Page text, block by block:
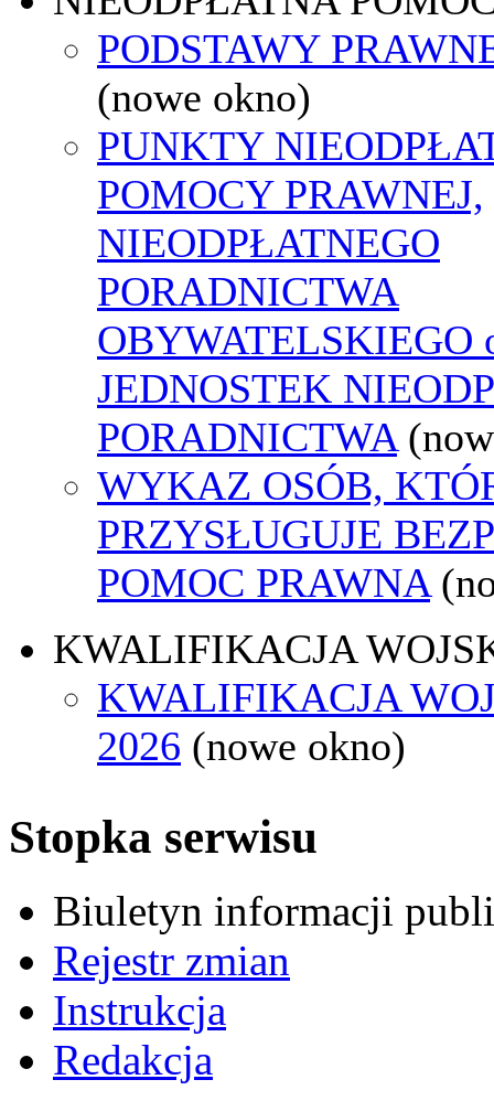
PODSTAWY
(nowe okno)
PUNKTY
POMOCY PRAWNEJ,
NIEODPŁATNEGO
PORADNICTWA
OBYWATELSKIEGO
JEDNOSTEK
PORADNICTWA
WYKAZ OSÓB,
PRZYSŁUGUJE
POMOC PRAWNA
KWALIFIKACJA
KWALIFIKACJA
2026 (nowe okno)
Stopka serwisu
Biuletyn informacji
Rejestr zmian
Instrukcja
Redakcja